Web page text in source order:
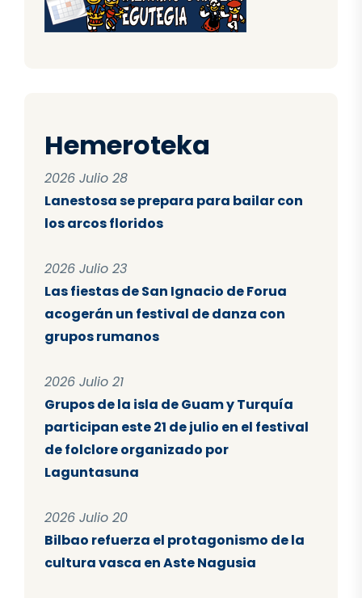
Hemeroteka
2026 Julio 28
Lanestosa se prepara para bailar con
los arcos floridos
2026 Julio 23
Las fiestas de San Ignacio de Forua
acogerán un festival de danza con
grupos rumanos
2026 Julio 21
Grupos de la isla de Guam y Turquía
participan este 21 de julio en el festival
de folclore organizado por
Laguntasuna
2026 Julio 20
Bilbao refuerza el protagonismo de la
cultura vasca en Aste Nagusia